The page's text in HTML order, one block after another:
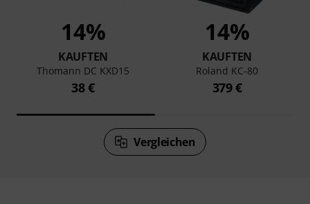
14%
KAUFTEN
Thomann DC KXD15
38 €
14%
KAUFTEN
Roland KC-80
379 €
Vergleichen